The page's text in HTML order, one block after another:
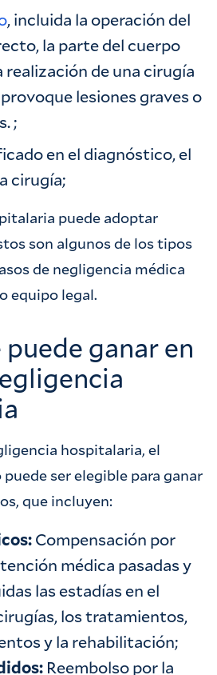
, incluida la operación del
la parte del cuerpo
realización de una cirugía
lesiones graves o
;
en el diagnóstico, el
cirugía;
puede adoptar
son algunos de los tipos
de negligencia médica
equipo legal.
ganar en
hospitalaria, el
ser elegible para ganar
que incluyen:
Compensación por
médica pasadas y
las estadías en el
los tratamientos,
y la rehabilitación;
Reembolso por la